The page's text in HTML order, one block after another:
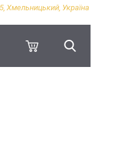
Хмельницький, Україна